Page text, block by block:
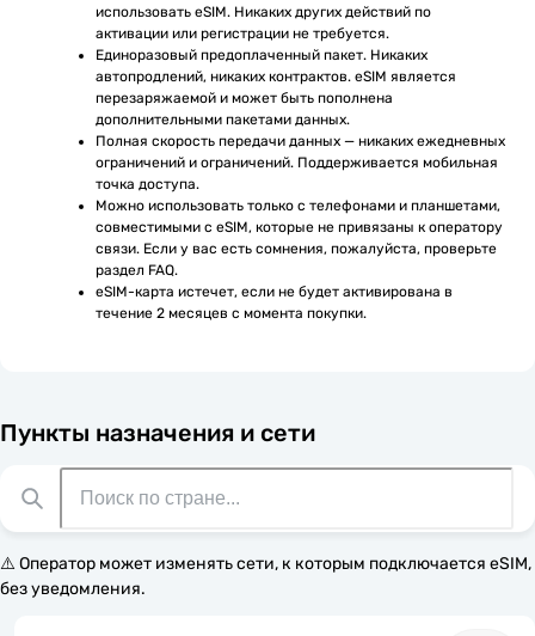
использовать eSIM. Никаких других действий по
активации или регистрации не требуется.
Единоразовый предоплаченный пакет. Никаких
автопродлений, никаких контрактов. eSIM является
перезаряжаемой и может быть пополнена
дополнительными пакетами данных.
Полная скорость передачи данных — никаких ежедневных
ограничений и ограничений. Поддерживается мобильная
точка доступа.
Можно использовать только с телефонами и планшетами,
совместимыми с eSIM, которые не привязаны к оператору
связи. Если у вас есть сомнения, пожалуйста, проверьте
раздел FAQ.
eSIM-карта истечет, если не будет активирована в
течение 2 месяцев с момента покупки.
Пункты назначения и сети
⚠️ Оператор может изменять сети, к которым подключается eSIM,
без уведомления.